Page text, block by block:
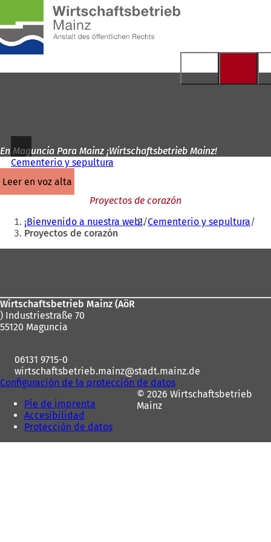
Saltar al contenido
página
de
inicio
En Maguncia Para Mainz ¡Wirtschaftsbetrieb Mainz!
Cementerio y sepultura
leer en voz alta
Proyectos de corazón
Estás
aquí:
¡Bienvenido a nuestra web! Cementerio y sepultura
Proyectos de corazón
pies
Wirtschaftsbetrieb Mainz (AöR
) Industriestraße 70
55120 Maguncia
06131 9715-0
wirtschaftsbetrieb.mainz
stadt.mainz de
Configuración de la protección de datos
Pie de imprenta
Accesibilidad
Protección de datos
© 2026 Wirtschaftsbetrieb
Mainz